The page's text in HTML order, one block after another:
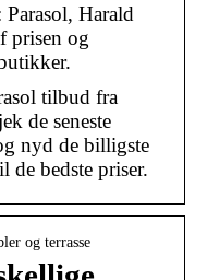
Harald
prisen og
tilbud fra
de seneste
nyd de billigste
bedste priser.
og terrasse